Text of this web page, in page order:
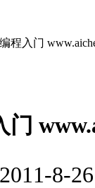
程入门
8-